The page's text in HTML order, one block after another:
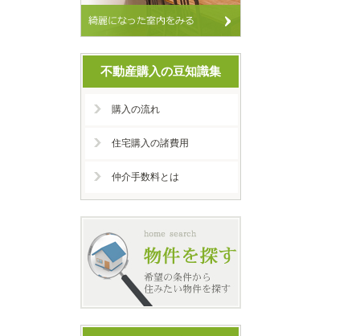
不動産購入の豆知識集
購入の流れ
住宅購入の諸費用
仲介手数料とは